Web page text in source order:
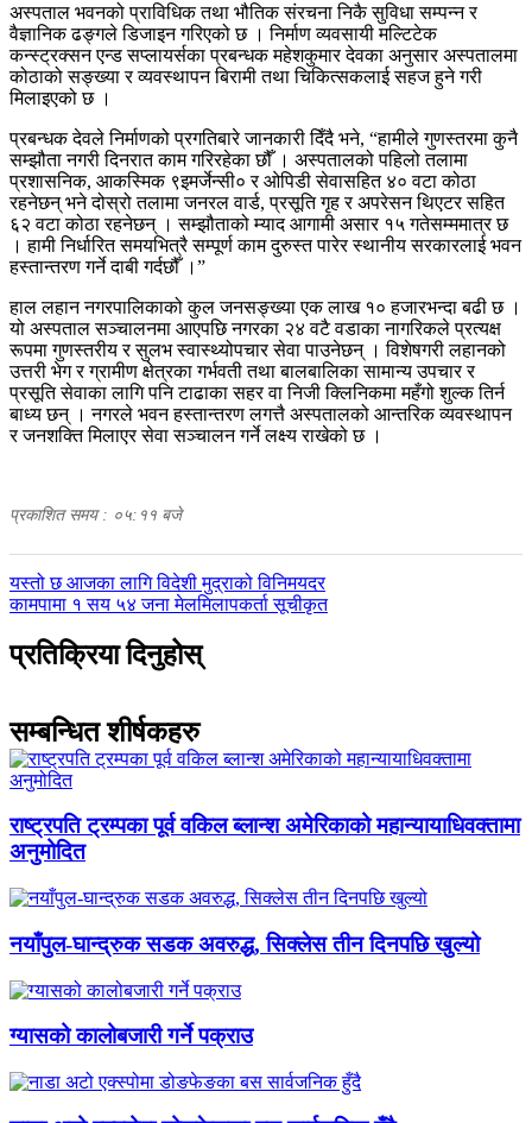
अस्पताल भवनको प्राविधिक तथा भौतिक संरचना निकै सुविधा सम्पन्न र
वैज्ञानिक ढङ्गले डिजाइन गरिएको छ । निर्माण व्यवसायी मल्टिटेक
कन्स्ट्रक्सन एन्ड सप्लायर्सका प्रबन्धक महेशकुमार देवका अनुसार अस्पतालमा
कोठाको सङ्ख्या र व्यवस्थापन बिरामी तथा चिकित्सकलाई सहज हुने गरी
मिलाइएको छ ।
प्रबन्धक देवले निर्माणको प्रगतिबारे जानकारी दिँदै भने, “हामीले गुणस्तरमा कुनै
सम्झौता नगरी दिनरात काम गरिरहेका छौँ । अस्पतालको पहिलो तलामा
प्रशासनिक, आकस्मिक ९इमर्जेन्सी० र ओपिडी सेवासहित ४० वटा कोठा
रहनेछन् भने दोस्रो तलामा जनरल वार्ड, प्रसूति गृह र अपरेसन थिएटर सहित
६२ वटा कोठा रहनेछन् । सम्झौताको म्याद आगामी असार १५ गतेसम्ममात्र छ
। हामी निर्धारित समयभित्रै सम्पूर्ण काम दुरुस्त पारेर स्थानीय सरकारलाई भवन
हस्तान्तरण गर्ने दाबी गर्दछौँ ।”
हाल लहान नगरपालिकाको कुल जनसङ्ख्या एक लाख १० हजारभन्दा बढी छ ।
यो अस्पताल सञ्चालनमा आएपछि नगरका २४ वटै वडाका नागरिकले प्रत्यक्ष
रूपमा गुणस्तरीय र सुलभ स्वास्थ्योपचार सेवा पाउनेछन् । विशेषगरी लहानको
उत्तरी भेग र ग्रामीण क्षेत्रका गर्भवती तथा बालबालिका सामान्य उपचार र
प्रसूति सेवाका लागि पनि टाढाका सहर वा निजी क्लिनिकमा महँगो शुल्क तिर्न
बाध्य छन् । नगरले भवन हस्तान्तरण लगत्तै अस्पतालको आन्तरिक व्यवस्थापन
र जनशक्ति मिलाएर सेवा सञ्चालन गर्ने लक्ष्य राखेको छ ।
प्रकाशित समय : ०५:११ बजे
पछिल्लाे
-
यस्तो छ आजका लागि विदेशी मुद्राको विनिमयदर
अघिल्लाे
कामपामा १ सय ५४ जना मेलमिलापकर्ता सूचीकृत
प्रतिक्रिया दिनुहोस्
सम्बन्धित शीर्षकहरु
राष्ट्रपति ट्रम्पका पूर्व वकिल ब्लान्श अमेरिकाको महान्यायाधिवक्तामा
अनुमोदित
नयाँपुल-घान्द्रुक सडक अवरुद्ध, सिक्लेस तीन दिनपछि खुल्यो
ग्यासको कालोबजारी गर्ने पक्राउ